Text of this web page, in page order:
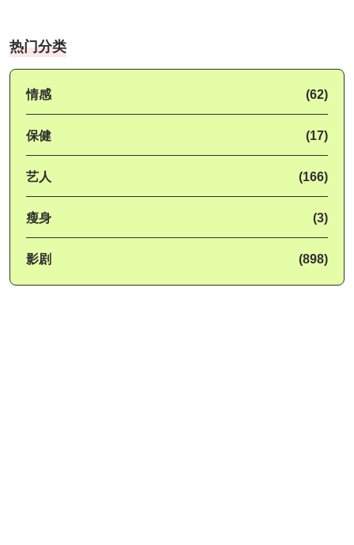
热门分类
情感 (62)
保健 (17)
艺人 (166)
瘦身 (3)
影剧 (898)